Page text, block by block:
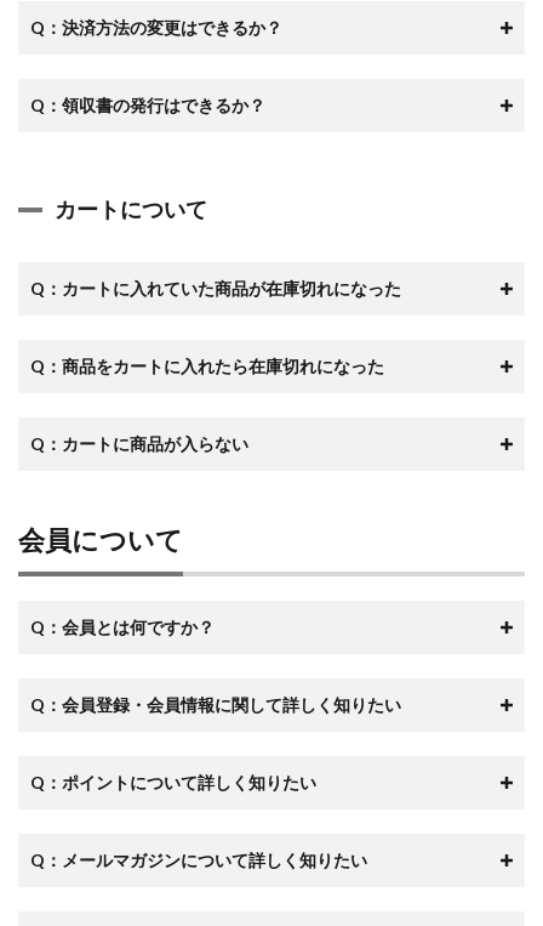
Q： 決済方法の変更はできるか？
Q：領収書の発行はできるか？
カートについて
Q： カートに入れていた商品が在庫切れになった
Q：商品をカートに入れたら在庫切れになった
Q：カートに商品が入らない
会員について
Q：会員とは何ですか？
Q：会員登録・会員情報に関して詳しく知りたい
Q：ポイントについて詳しく知りたい
Q：メールマガジンについて詳しく知りたい